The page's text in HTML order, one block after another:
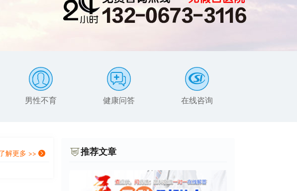
男性不育 健康问答 在线咨询
解更多 >> 推荐文章